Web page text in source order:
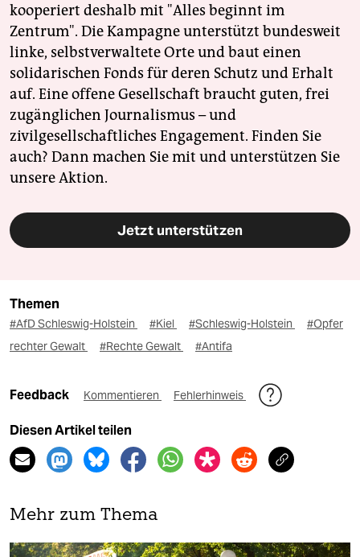
kooperiert deshalb mit "Alles beginnt im
Zentrum". Die Kampagne unterstützt bundesweit
linke, selbstverwaltete Orte und baut einen
solidarischen Fonds für deren Schutz und Erhalt
auf. Eine offene Gesellschaft braucht guten, frei
zugänglichen Journalismus – und
zivilgesellschaftliches Engagement. Finden Sie
auch? Dann machen Sie mit und unterstützen Sie
unsere Aktion.
Jetzt unterstützen
Themen
#AfD Schleswig-Holstein #Kiel #Schleswig-Holstein
#Opfer
rechter Gewalt
#Rechte Gewalt #Antifa
Feedback Kommentieren Fehlerhinweis
Diesen Artikel teilen
Mehr zum Thema